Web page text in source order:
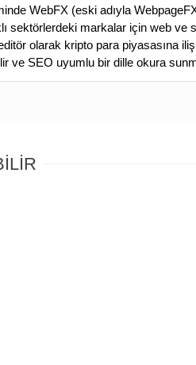
WebFX (eski adıyla
sektörlerdeki markalar için web ve
olarak kripto para piyasasına
ve SEO uyumlu bir dille okura